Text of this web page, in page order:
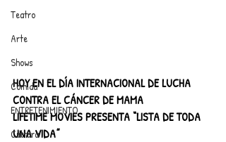
PARA MÁS INFORMACIÓN:
dinamicaseltrendytop@gmail.com
Teatro
Arte
Shows
Comida
ENTRETENIMIENTO
Cultura
HOY EN EL DÍA INTERNACIONAL DE LUCHA
CONTRA EL CÁNCER DE MAMA
LIFETIME MOVIES PRESENTA “LISTA DE TODA
UNA VIDA”